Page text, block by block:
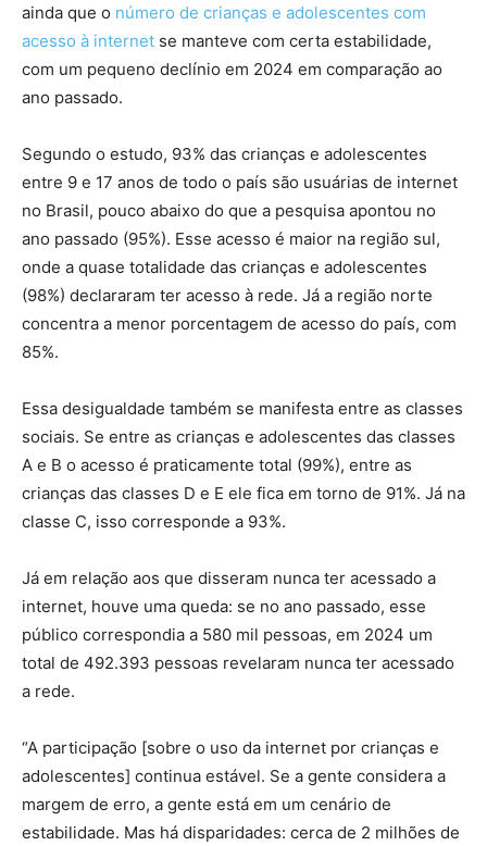
ainda que o número de crianças e adolescentes com
acesso à internet se manteve com certa estabilidade,
com um pequeno declínio em 2024 em comparação ao
ano passado.
Segundo o estudo, 93% das crianças e adolescentes
entre 9 e 17 anos de todo o país são usuárias de internet
no Brasil, pouco abaixo do que a pesquisa apontou no
ano passado (95%). Esse acesso é maior na região sul,
onde a quase totalidade das crianças e adolescentes
(98%) declararam ter acesso à rede. Já a região norte
concentra a menor porcentagem de acesso do país, com
85%.
Essa desigualdade também se manifesta entre as classes
sociais. Se entre as crianças e adolescentes das classes
A e B o acesso é praticamente total (99%), entre as
crianças das classes D e E ele fica em torno de 91%. Já na
classe C, isso corresponde a 93%.
Já em relação aos que disseram nunca ter acessado a
internet, houve uma queda: se no ano passado, esse
público correspondia a 580 mil pessoas, em 2024 um
total de 492.393 pessoas revelaram nunca ter acessado
a rede.
“A participação [sobre o uso da internet por crianças e
adolescentes] continua estável. Se a gente considera a
margem de erro, a gente está em um cenário de
estabilidade. Mas há disparidades: cerca de 2 milhões de